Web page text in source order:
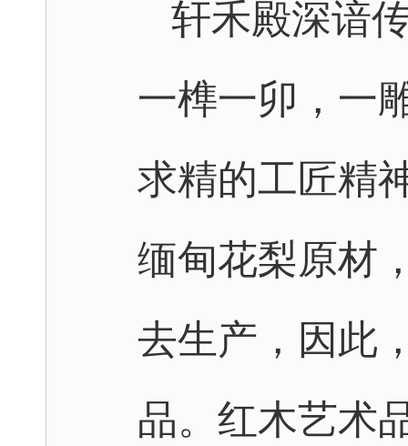
轩禾殿深谙
一榫一卯，一
求精的工匠精
缅甸花梨原材
去生产，因此
品。红木艺术